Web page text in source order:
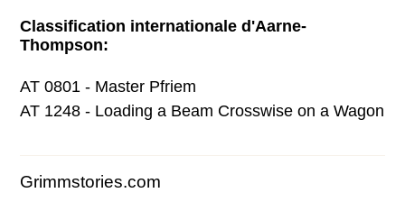
Classification internationale d'Aarne-
Thompson:
AT 0801 - Master Pfriem
AT 1248 - Loading a Beam Crosswise on a Wagon
Grimmstories.com